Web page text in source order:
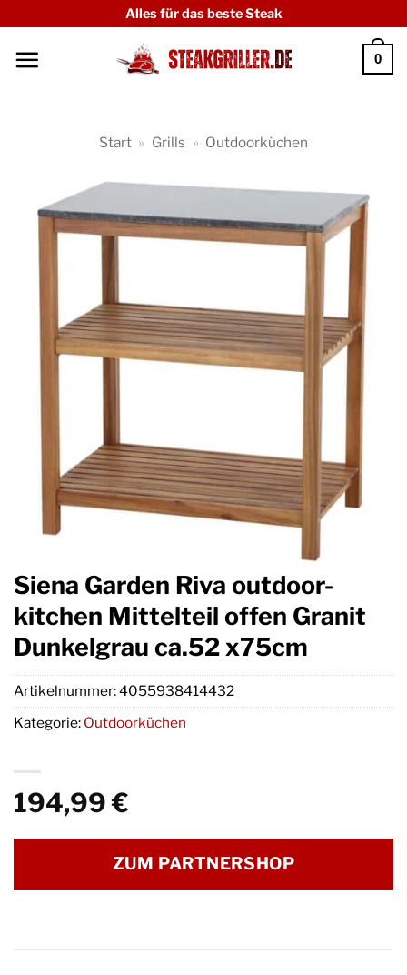
springen
Alles für das beste Steak
0
Start » Grills » Outdoorküchen
Siena Garden Riva outdoor-
kitchen Mittelteil offen Granit
Dunkelgrau ca.52 x75cm
194,99€
ZUM PARTNERSHOP
Artikelnummer:4055938414432
Kategorie: Outdoorküchen